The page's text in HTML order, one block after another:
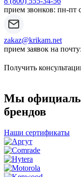
прием звонков: пн-пт
zakaz@krikam.net
прием заявок на
Получить
Мы
брендов
Наши сертификаты